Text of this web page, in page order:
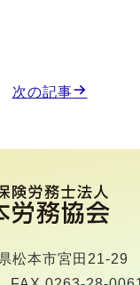
次の記事
松本市宮田21-29